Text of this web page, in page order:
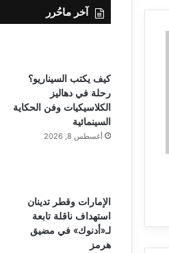
آخر ماحُرر
كيف يكتب السيناريو؟
رحلة في دهاليز
الكلاسيكيات وفن الحكاية
السينمائية
أغسطس 8, 2026
الإمارات وقطر تدينان
استهداف ناقلة تابعة
لـ«أدنوك» في مضيق
هرمز